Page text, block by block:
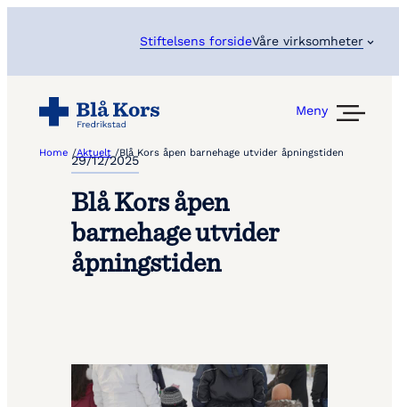
Stiftelsens forsideVåre virksomheter
Meny
Home /Aktuelt /Blå Kors åpen barnehage utvider åpningstiden
29/12/2025
Blå Kors åpen
barnehage utvider
åpningstiden